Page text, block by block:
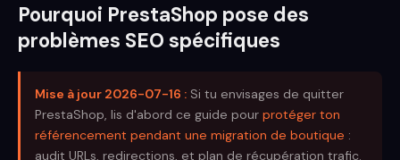
Pourquoi PrestaShop pose des
problèmes SEO spécifiques
Mise à jour 2026-07-16 : Si tu envisages de quitter
PrestaShop, lis d'abord ce guide pour protéger ton
référencement pendant une migration de boutique :
audit URLs, redirections, et plan de récupération trafic.